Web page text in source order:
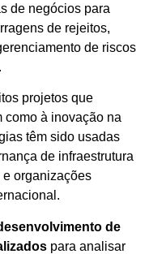
de negócios para
de rejeitos,
de riscos
projetos que
como à inovação na
têm sido usadas
de infraestrutura
e organizações
de
para analisar